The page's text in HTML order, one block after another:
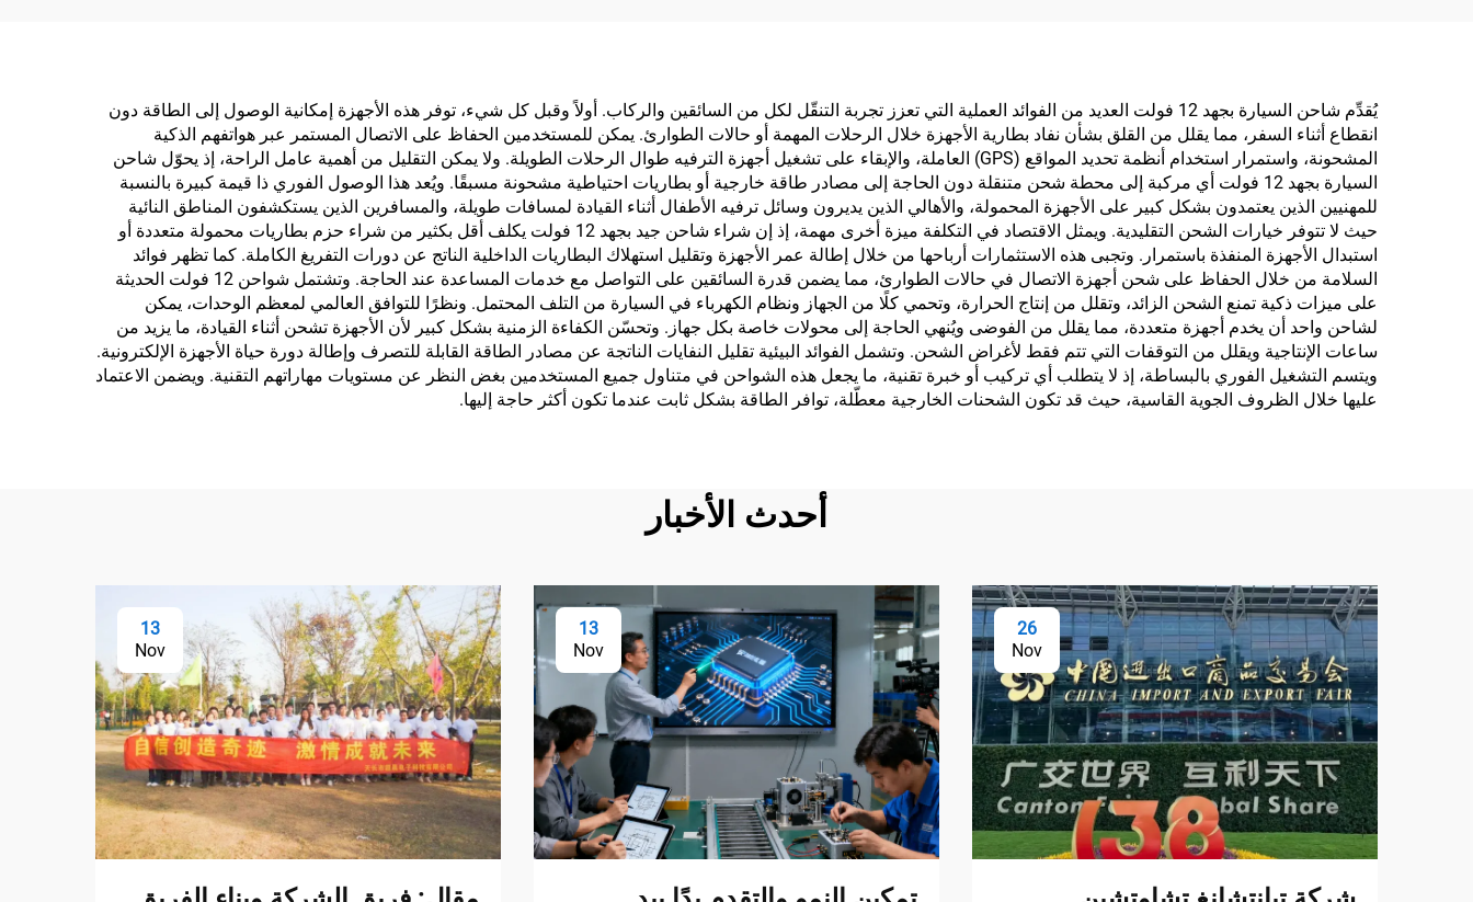
معتمد من CE وROHS، نوع
كهربائي للبطارية 12 فولت
فولت، 88.2 فولت، 72
فولت
كهربائية
الحمضية بوظيفة حماية من
القصر الدائري، تصميم
كهربائي مقاوم للحريق
يُقدِّم شاحن السيارة بجهد 12 فولت العديد من الفوائد العملية التي تعزز تجربة التنقّل لكل من السائقين والركاب. أولاً وقبل كل شيء، توفر هذه الأجهزة إمكانية الوصول إلى الطاقة دون
انقطاع أثناء السفر، مما يقلل من القلق بشأن نفاد بطارية الأجهزة خلال الرحلات المهمة أو حالات الطوارئ. يمكن للمستخدمين الحفاظ على الاتصال المستمر عبر هواتفهم الذكية
المشحونة، واستمرار استخدام أنظمة تحديد المواقع (GPS) العاملة، والإبقاء على تشغيل أجهزة الترفيه طوال الرحلات الطويلة. ولا يمكن التقليل من أهمية عامل الراحة، إذ يحوّل شاحن
السيارة بجهد 12 فولت أي مركبة إلى محطة شحن متنقلة دون الحاجة إلى مصادر طاقة خارجية أو بطاريات احتياطية مشحونة مسبقًا. ويُعد هذا الوصول الفوري ذا قيمة كبيرة بالنسبة
للمهنيين الذين يعتمدون بشكل كبير على الأجهزة المحمولة، والأهالي الذين يديرون وسائل ترفيه الأطفال أثناء القيادة لمسافات طويلة، والمسافرين الذين يستكشفون المناطق النائية
حيث لا تتوفر خيارات الشحن التقليدية. ويمثل الاقتصاد في التكلفة ميزة أخرى مهمة، إذ إن شراء شاحن جيد بجهد 12 فولت يكلف أقل بكثير من شراء حزم بطاريات محمولة متعددة أو
استبدال الأجهزة المنفذة باستمرار. وتجبى هذه الاستثمارات أرباحها من خلال إطالة عمر الأجهزة وتقليل استهلاك البطاريات الداخلية الناتج عن دورات التفريغ الكاملة. كما تظهر فوائد
السلامة من خلال الحفاظ على شحن أجهزة الاتصال في حالات الطوارئ، مما يضمن قدرة السائقين على التواصل مع خدمات المساعدة عند الحاجة. وتشتمل شواحن 12 فولت الحديثة
على ميزات ذكية تمنع الشحن الزائد، وتقلل من إنتاج الحرارة، وتحمي كلًا من الجهاز ونظام الكهرباء في السيارة من التلف المحتمل. ونظرًا للتوافق العالمي لمعظم الوحدات، يمكن
لشاحن واحد أن يخدم أجهزة متعددة، مما يقلل من الفوضى ويُنهي الحاجة إلى محولات خاصة بكل جهاز. وتحسّن الكفاءة الزمنية بشكل كبير لأن الأجهزة تشحن أثناء القيادة، ما يزيد من
ساعات الإنتاجية ويقلل من التوقفات التي تتم فقط لأغراض الشحن. وتشمل الفوائد البيئية تقليل النفايات الناتجة عن مصادر الطاقة القابلة للتصرف وإطالة دورة حياة الأجهزة الإلكترونية.
ويتسم التشغيل الفوري بالبساطة، إذ لا يتطلب أي تركيب أو خبرة تقنية، ما يجعل هذه الشواحن في متناول جميع المستخدمين بغض النظر عن مستويات مهاراتهم التقنية. ويضمن الاعتماد
عليها خلال الظروف الجوية القاسية، حيث قد تكون الشحنات الخارجية معطّلة، توافر الطاقة بشكل ثابت عندما تكون أكثر حاجة إليها.
أحدث الأخبار
26
Nov
13
Nov
13
Nov